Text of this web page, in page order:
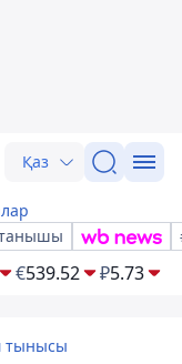
Қаз
€539.52 ₽5.73
тынысы